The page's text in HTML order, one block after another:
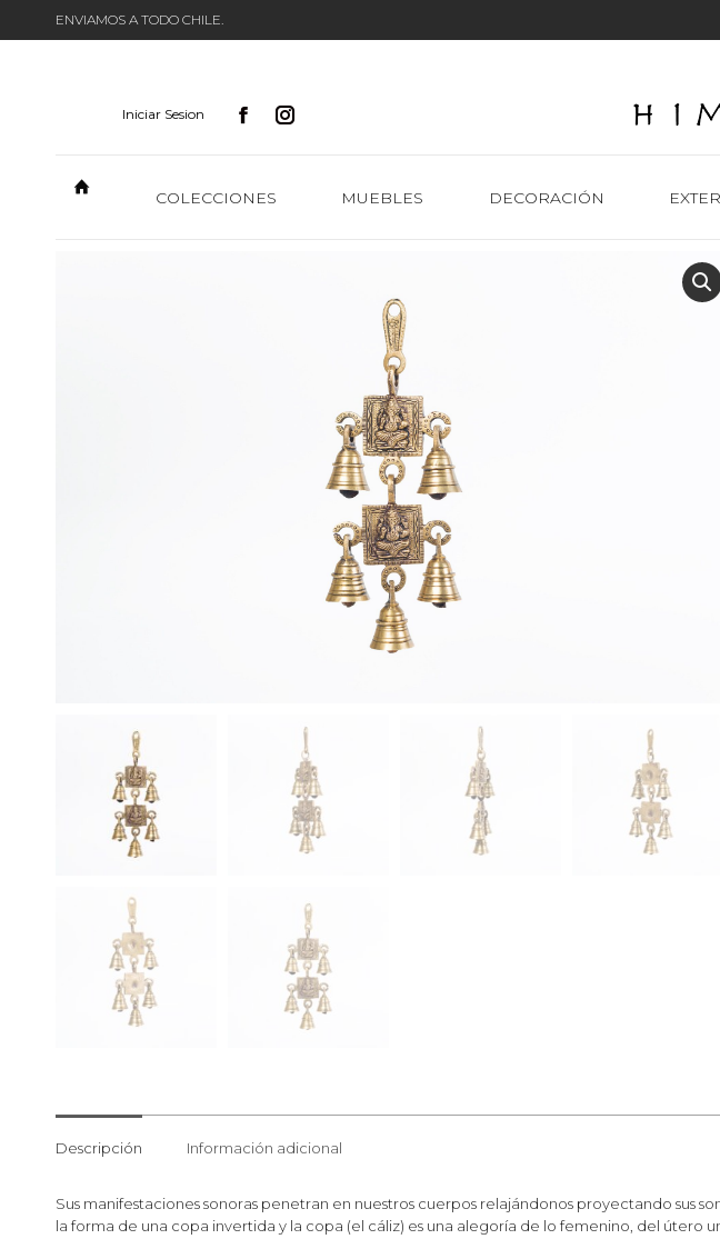
ENVIAMOS A TODO CHILE.
Iniciar Sesion
COLECCIONES MUEBLES DECORACIÓN
Descripción Información adicional
Sus manifestaciones sonoras penetran en nuestros cuerpos relajándonos proyectando sus
la forma de una copa invertida y la copa (el cáliz) es una alegoría de lo femenino, del útero